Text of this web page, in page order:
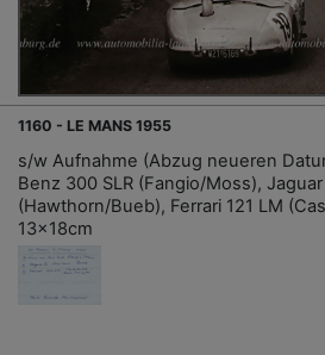
1160 - LE MANS 1955
s/w Aufnahme (Abzug neueren
Benz 300 SLR (Fangio/Moss),
(Hawthorn/Bueb), Ferrari 121 LM
13x18cm